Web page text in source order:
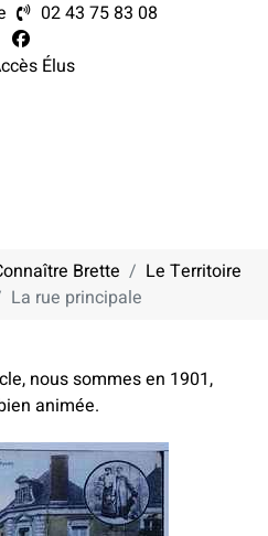
02 43 75 83 08
Élus
Brette
Le Territoire
La rue principale
AU FIL DU
nous sommes en 1901,
animée.